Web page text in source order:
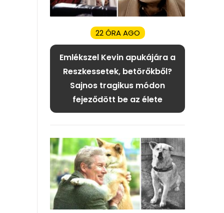
22 ÓRA AGO
Emlékszel Kevin apukájára a
Reszkessetek, betörőkből?
Sajnos tragikus módon
fejeződött be az élete